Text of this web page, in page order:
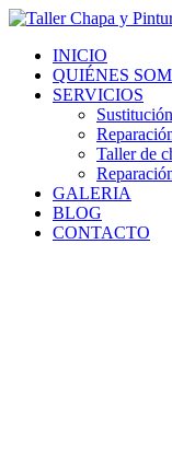
Ir
contenidoINICIO
QUIÉNES
SERVICIOS
Taller de
GALERIA
BLOG
CONTACTO